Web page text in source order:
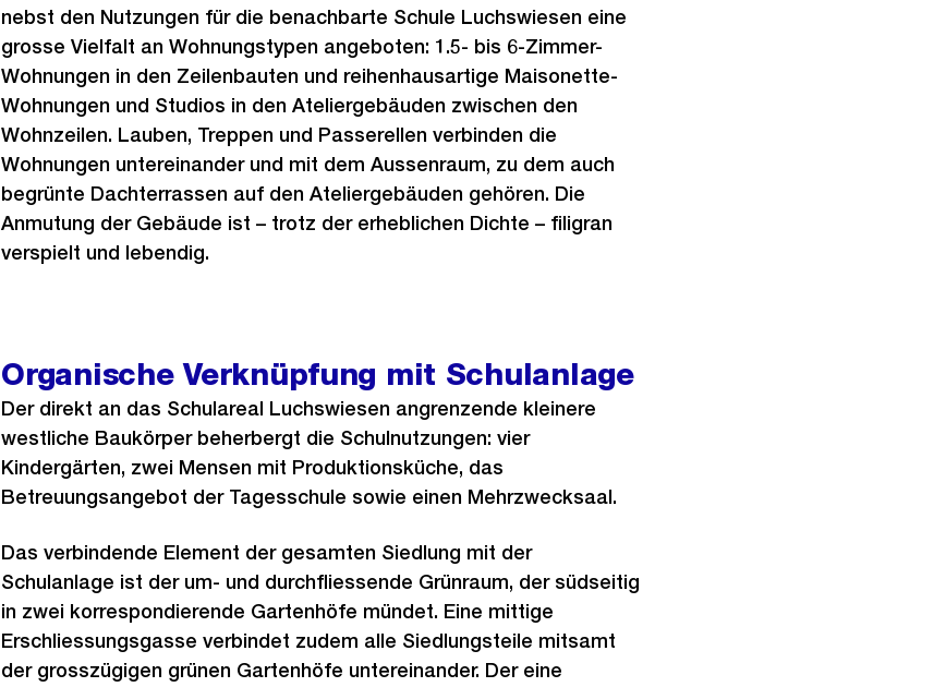
nebst den Nutzungen für die benachbarte Schule Luchswiesen eine
grosse Vielfalt an Wohnungstypen angeboten: 1.5- bis 6-Zimmer-
Wohnungen in den Zeilenbauten und reihenhausartige Maisonette-
Wohnungen und Studios in den Ateliergebäuden zwischen den
Wohnzeilen. Lauben, Treppen und Passerellen verbinden die
Wohnungen untereinander und mit dem Aussenraum, zu dem auch
begrünte Dachterrassen auf den Ateliergebäuden gehören. Die
Anmutung der Gebäude ist – trotz der erheblichen Dichte – filigran
verspielt und lebendig.
Organische Verknüpfung mit Schulanlage
Der direkt an das Schulareal Luchswiesen angrenzende kleinere
westliche Baukörper beherbergt die Schulnutzungen: vier
Kindergärten, zwei Mensen mit Produktionsküche, das
Betreuungsangebot der Tagesschule sowie einen Mehrzwecksaal.
Das verbindende Element der gesamten Siedlung mit der
Schulanlage ist der um- und durchfliessende Grünraum, der südseitig
in zwei korrespondierende Gartenhöfe mündet. Eine mittige
Erschliessungsgasse verbindet zudem alle Siedlungsteile mitsamt
der grosszügigen grünen Gartenhöfe untereinander. Der eine